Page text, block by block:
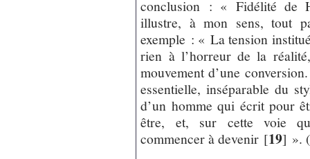
conclusion : « Fidélité de
illustre, à mon sens, tout
exemple : « La tension
rien à l’horreur de la
mouvement d’une
essentielle, inséparable du
d’un homme qui écrit pour
être, et, sur cette voie
commencer à devenir [19] ».